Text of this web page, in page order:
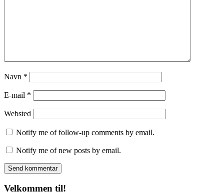
Navn *
E-mail *
Websted
Notify me of follow-up comments by email.
Notify me of new posts by email.
Velkommen til!